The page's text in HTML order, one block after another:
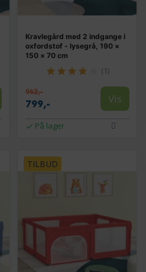
Kravlegård med 2 indgange i
oxfordstof - lysegrå, 190 ×
150 × 70 cm
(1)
962,-
799,- Vis
På lager
TILBUD